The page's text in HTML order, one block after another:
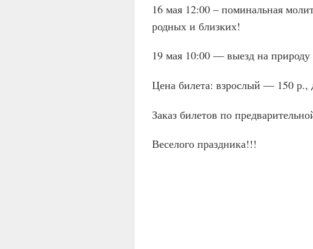
16 мая 12:00 – поминальная
родных и близких!
19 мая 10:00 — выезд на природу
Цена билета: взрослый — 150 р.,
Заказ билетов по
Веселого праздника!!!